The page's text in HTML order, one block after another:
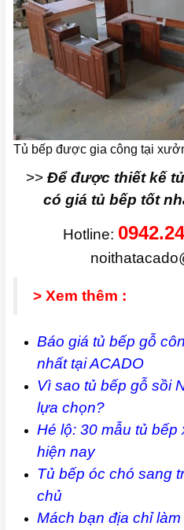
Tủ bếp được gia công tại
>>Để được thiết kế
có giá tủ bếp tốt
Hotline:
> Xem thêm :
Báo giá tủ bếp gỗ
nhất tại ACADO
Vì sao tủ bếp gỗ sồi
lựa chọn?
Hé lộ: 30 mẫu tủ
hiện nay
Tủ bếp óc chó sang
chủ
Mách bạn địa chỉ